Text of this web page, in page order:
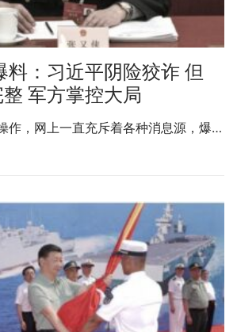
料：习近平阴险狡诈 但
整 军方掌控大局
作，网上一直充斥着各种消息源，爆…